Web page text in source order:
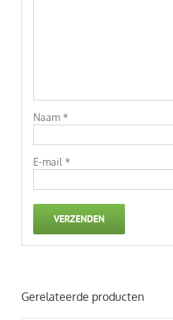
Naam *
E-mail *
Gerelateerde producten